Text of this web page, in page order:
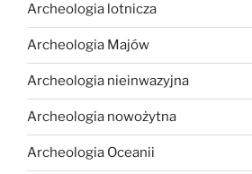
Archeologia lotnicza
Archeologia Majów
Archeologia nieinwazyjna
Archeologia nowożytna
Archeologia Oceanii